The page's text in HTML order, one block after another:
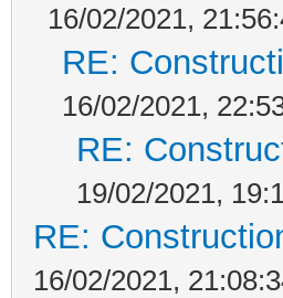
16/02/2021,
RE:
16/02/2021,
RE:
19/02/2021,
RE:
16/02/2021,